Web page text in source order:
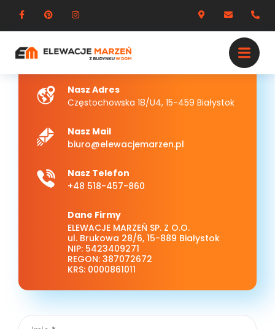
Kontakt
Nasz Adres
Częstochowska 18/U4, 15-459 Białystok
Nasz Mail
biuro@elewacjemarzen.pl
Nasz Telefon
+48 518-457-860
Dane Firmy
ELEWACJE MARZEŃ SP. Z O.O.
ul. Brukowa 28/6, 15-889 Białystok
NIP: 5423409271
REGON: 387072672
KRS: 0000861011